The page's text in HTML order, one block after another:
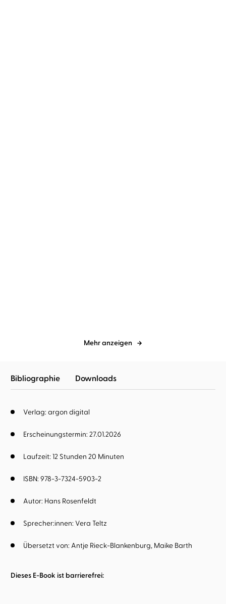
Mehr anzeigen
Bibliographie Downloads
Verlag: argon digital
Übersetzt von: Antje Rieck-Blankenburg Maike Barth
Erscheinungstermin: 27.01.2026
Laufzeit: 12 Stunden 20 Minuten
ISBN: 978-3-7324-5903-2
Autor: Hans Rosenfeldt
Sprecher:innen: Vera Teltz
Dieses E-Book ist barrierefrei: